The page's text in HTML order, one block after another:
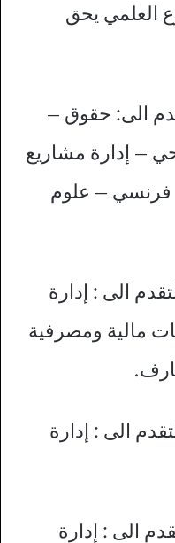
العلمي يحق
الى: حقوق –
– إدارة مشاريع
فرنسي – علوم
الى : إدارة
مالية ومصرفية
الى : إدارة
الى : إدارة